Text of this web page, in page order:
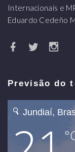
Internacionais e
Eduardo Cedeño
Previsão do